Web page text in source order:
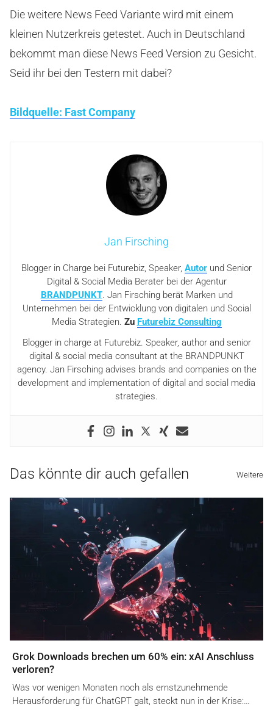
Die weitere News Feed Variante wird mit einem
kleinen Nutzerkreis getestet. Auch in Deutschland
bekommt man diese News Feed Version zu Gesicht.
Seid ihr bei den Testern mit dabei?
Bildquelle: Fast Company
Jan Firsching
Blogger in Charge bei Futurebiz, Speaker, Autor und Senior
Digital & Social Media Berater bei der Agentur
BRANDPUNKT. Jan Firsching berät Marken und
Unternehmen bei der Entwicklung von digitalen und Social
Media Strategien. Zu Futurebiz Consulting
Blogger in charge at Futurebiz. Speaker, author and senior
digital & social media consultant at the BRANDPUNKT
agency. Jan Firsching advises brands and companies on the
development and implementation of digital and social media
strategies.
Das könnte dir auch gefallen Weitere
Grok Downloads brechen um 60% ein: xAI Anschluss
verloren?
Was vor wenigen Monaten noch als ernstzunehmende
Herausforderung für ChatGPT galt, steckt nun in der Krise:…